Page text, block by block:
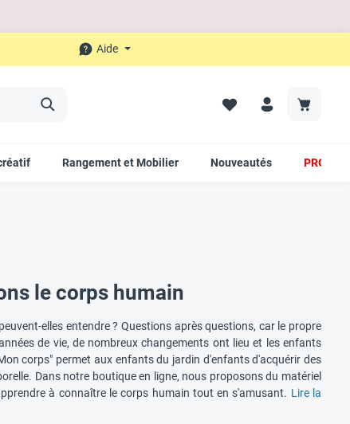
Aide
Rangement et Mobilier Nouveautés PROMO
le corps humain
elles entendre ? Questions après questions, car le propre
de vie, de nombreux changements ont lieu et les enfants
corps" permet aux enfants du jardin d'enfants d'acquérir des
Dans notre boutique en ligne, nous proposons du matériel
à connaître le corps humain tout en s'amusant. Lire la